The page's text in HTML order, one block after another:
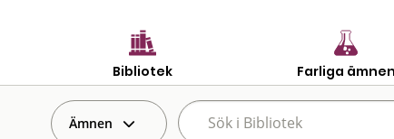
Bibliotek Farliga ämnen
Ämnen